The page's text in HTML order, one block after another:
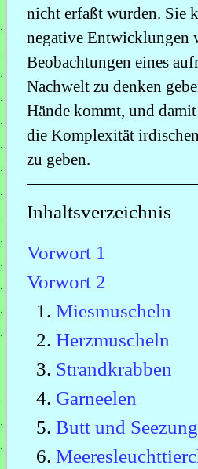
nicht erfaßt wurden. Sie
negative Entwicklungen
Beobachtungen eines
Nachwelt zu denken
Hände kommt, und
die Komplexität
zu geben.
Inhaltsverzeichnis
Vorwort 1
Vorwort 2
1. Miesmuscheln
2. Herzmuscheln
3. Strandkrabben
4. Garneelen
5. Butt und
6.